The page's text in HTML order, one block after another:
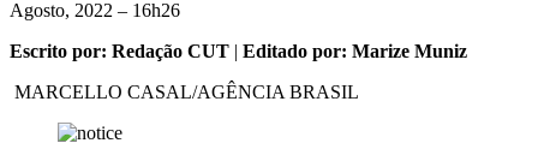
Agosto, 2022 – 16h26
Escrito por: Redação CUT | Editado por: Marize Muniz
MARCELLO CASAL/AGÊNCIA BRASIL